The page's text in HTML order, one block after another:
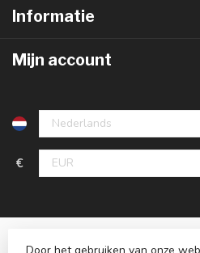
Informatie
Mijn account
€